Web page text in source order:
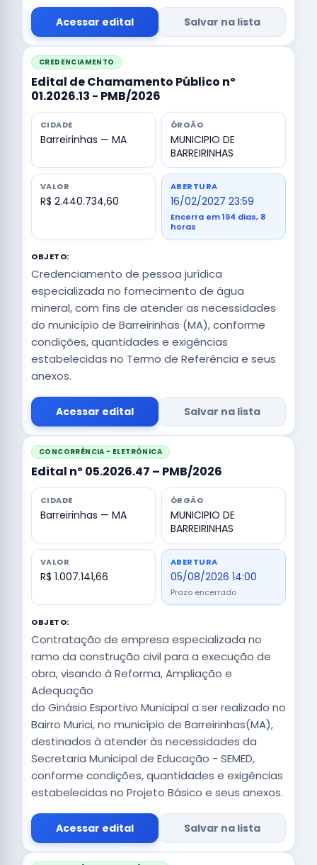
Acessar edital Salvar na lista
CREDENCIAMENTO
Edital de Chamamento Público nº
01.2026.13 - PMB/2026
CIDADE
Barreirinhas — MA
ÓRGÃO
MUNICIPIO DE
BARREIRINHAS
VALOR
R$ 2.440.734,60
ABERTURA
16/02/2027 23:59
Encerra em 194 dias, 8
horas
OBJETO:
Credenciamento de pessoa jurídica
especializada no fornecimento de água
mineral, com fins de atender as necessidades
do município de Barreirinhas (MA), conforme
condições, quantidades e exigências
estabelecidas no Termo de Referência e seus
anexos.
Acessar edital Salvar na lista
CONCORRÊNCIA - ELETRÔNICA
Edital nº 05.2026.47 – PMB/2026
CIDADE
Barreirinhas — MA
ÓRGÃO
MUNICIPIO DE
BARREIRINHAS
VALOR
R$ 1.007.141,66
ABERTURA
05/08/2026 14:00
Prazo encerrado
OBJETO:
Contratação de empresa especializada no
ramo da construção civil para a execução de
obra, visando à Reforma, Ampliação e
Adequação
do Ginásio Esportivo Municipal a ser realizado no
Bairro Murici, no município de Barreirinhas(MA),
destinados à atender às necessidades da
Secretaria Municipal de Educação - SEMED,
conforme condições, quantidades e exigências
estabelecidas no Projeto Básico e seus anexos.
Acessar edital Salvar na lista